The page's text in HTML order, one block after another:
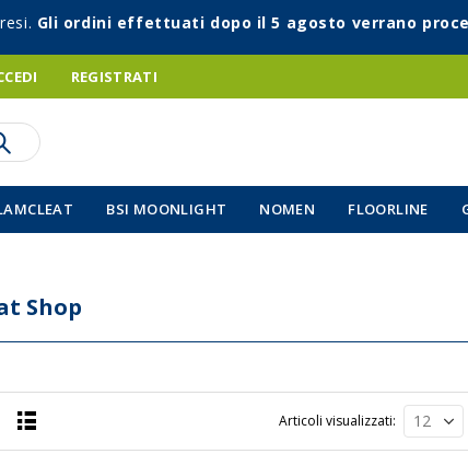
Gli ordini effettuati dopo il 5 agosto verrano
REGISTRATI
BSI MOONLIGHT NOMEN FLOORLINE
Shop
Articoli visualizzati